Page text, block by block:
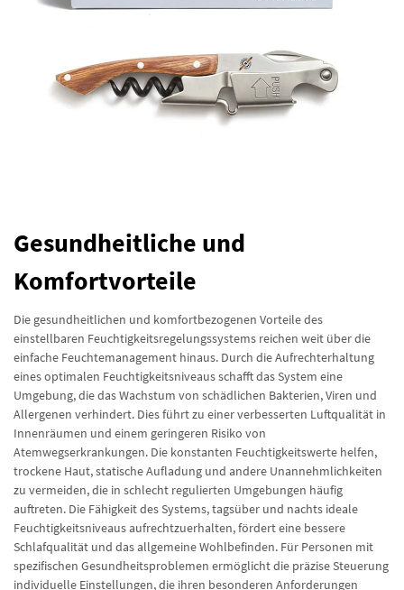
Gesundheitliche und
Komfortvorteile
Die gesundheitlichen und komfortbezogenen Vorteile des
einstellbaren Feuchtigkeitsregelungssystems reichen weit über die
einfache Feuchtemanagement hinaus. Durch die Aufrechterhaltung
eines optimalen Feuchtigkeitsniveaus schafft das System eine
Umgebung, die das Wachstum von schädlichen Bakterien, Viren und
Allergenen verhindert. Dies führt zu einer verbesserten Luftqualität in
Innenräumen und einem geringeren Risiko von
Atemwegserkrankungen. Die konstanten Feuchtigkeitswerte helfen,
trockene Haut, statische Aufladung und andere Unannehmlichkeiten
zu vermeiden, die in schlecht regulierten Umgebungen häufig
auftreten. Die Fähigkeit des Systems, tagsüber und nachts ideale
Feuchtigkeitsniveaus aufrechtzuerhalten, fördert eine bessere
Schlafqualität und das allgemeine Wohlbefinden. Für Personen mit
spezifischen Gesundheitsproblemen ermöglicht die präzise Steuerung
individuelle Einstellungen, die ihren besonderen Anforderungen